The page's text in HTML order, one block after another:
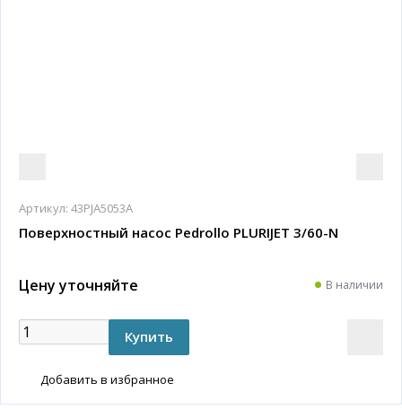
Артикул: 43PJA5053A
Поверхностный насос Pedrollo PLURIJET 3/60-N
Цену уточняйте В наличии
Добавить в избранное